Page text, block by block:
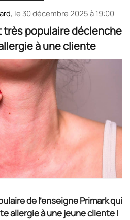
, le 30 décembre 2025 à 19:00
très populaire déclenche
à une cliente
de l'enseigne Primark qui
allergie à une jeune cliente !